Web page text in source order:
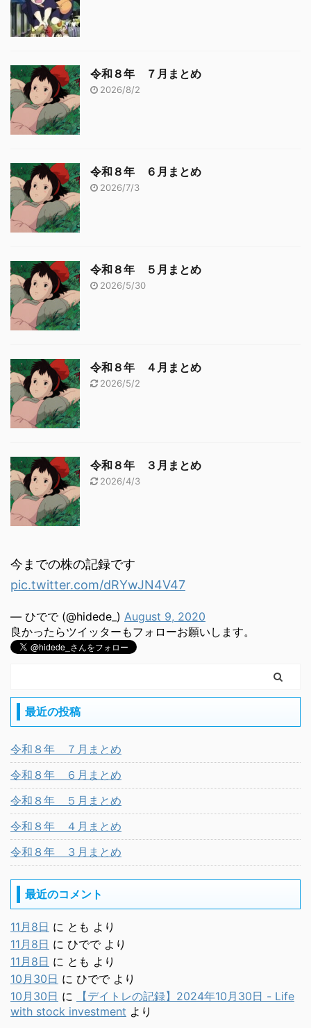
令和８年 ７月まとめ
2026/8/2
令和８年 ６月まとめ
2026/7/3
令和８年 ５月まとめ
2026/5/30
令和８年 ４月まとめ
2026/5/2
令和８年 ３月まとめ
2026/4/3
今までの株の記録です
pic.twitter.com/dRYwJN4V47
— ひでで (@hidede_) August 9, 2020
良かったらツイッターもフォローお願いします。
最近の投稿
令和８年 ７月まとめ
令和８年 ６月まとめ
令和８年 ５月まとめ
令和８年 ４月まとめ
令和８年 ３月まとめ
最近のコメント
11月8日 に とも より
11月8日 に ひででより
11月8日 に とも より
10月30日 に ひででより
10月30日 に
【デイトレの記録】2024年10月30日 - Life
with stock investment より